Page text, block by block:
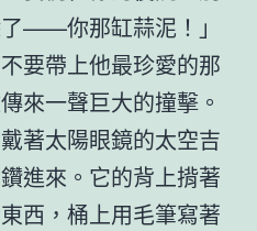
——你那缸蒜泥！」
要帶上他最珍愛的那
來一聲巨大的撞擊。
著太陽眼鏡的太空吉
進來。它的背上揹著
西，桶上用毛筆寫著